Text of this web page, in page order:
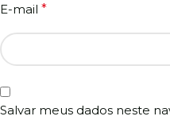
E-mail *
Salvar meus dados neste